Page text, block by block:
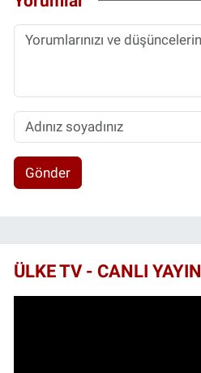
Gönder
ÜLKE TV - CANLI YAYIN